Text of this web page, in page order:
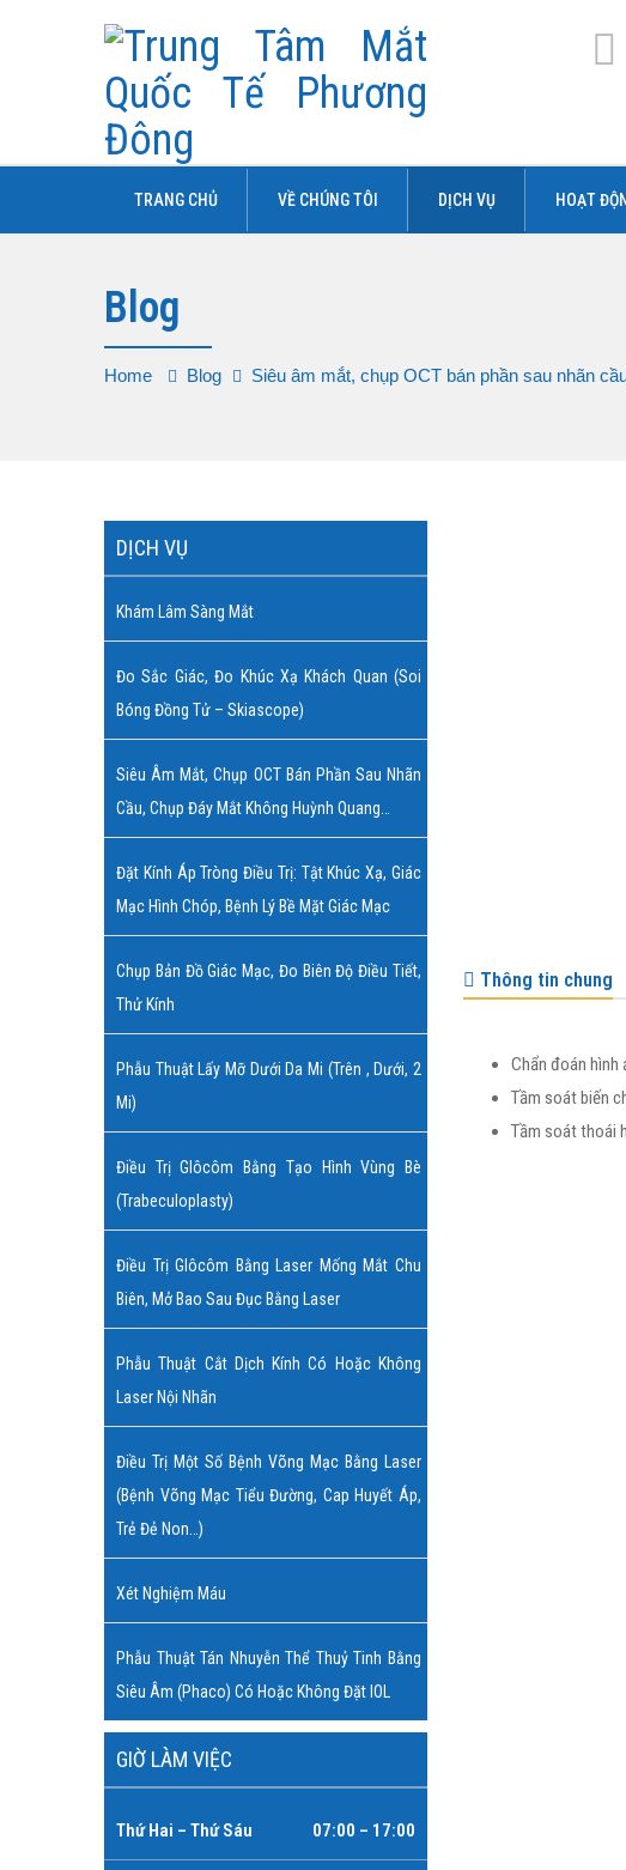
TRANG CHỦ VỀ CHÚNG TÔI DỊCH VỤ HOẠT
Blog
Home Blog Siêu âm mắt, chụp OCT bán phần sau nhãn
DỊCH VỤ
Khám Lâm Sàng Mắt
Đo Sắc Giác, Đo Khúc Xạ Khách Quan (soi
Bóng Đồng Tử – Skiascope)
Siêu Âm Mắt, Chụp OCT Bán Phần Sau Nhãn
Cầu, Chụp Đáy Mắt Không Huỳnh Quang…
Đặt Kính Áp Tròng Điều Trị: Tật Khúc Xạ, Giác
Mạc Hình Chóp, Bệnh Lý Bề Mặt Giác Mạc
Chụp Bản Đồ Giác Mạc, Đo Biên Độ Điều Tiết,
Thử Kính
Phẫu Thuật Lấy Mỡ Dưới Da Mi (trên , Dưới, 2
Mi)
Điều Trị Glôcôm Bằng Tạo Hình Vùng Bè
(Trabeculoplasty)
Điều Trị Glôcôm Bằng Laser Mống Mắt Chu
Biên, Mở Bao Sau Đục Bằng Laser
Phẫu Thuật Cắt Dịch Kính Có Hoặc Không
Laser Nội Nhãn
Điều Trị Một Số Bệnh Võng Mạc Bằng Laser
(bệnh Võng Mạc Tiểu Đường, Cap Huyết Áp,
Trẻ Đẻ Non…)
Xét Nghiệm Máu
Phẫu Thuật Tán Nhuyễn Thể Thuỷ Tinh Bằng
Siêu Âm (Phaco) Có Hoặc Không Đặt IOL
GIỜ LÀM VIỆC
Thứ Hai – Thứ Sáu 07:00 – 17:00
Thông tin chung
Chẩn đoán hình
Tầm soát biến
Tầm soát thoái